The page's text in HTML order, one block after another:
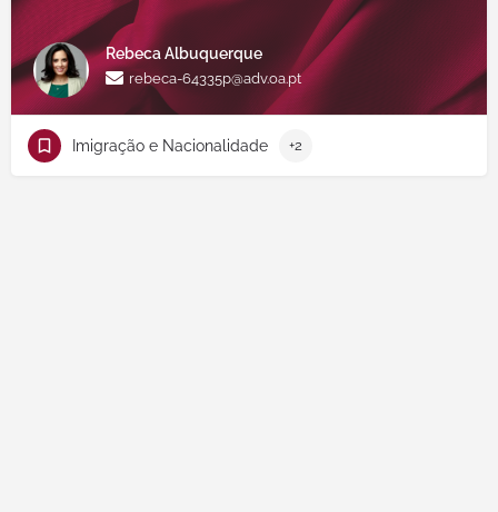
Rebeca Albuquerque
rebeca-64335p@adv.oa.pt
Imigração e Nacionalidade +2